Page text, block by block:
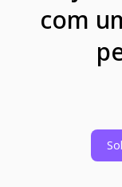
com